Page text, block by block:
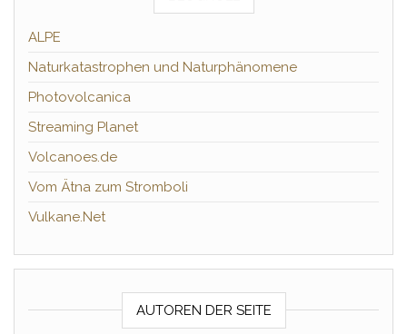
ALPE
Naturkatastrophen und Naturphänomene
Photovolcanica
Streaming Planet
Volcanoes.de
Vom Ätna zum Stromboli
Vulkane.Net
AUTOREN DER SEITE